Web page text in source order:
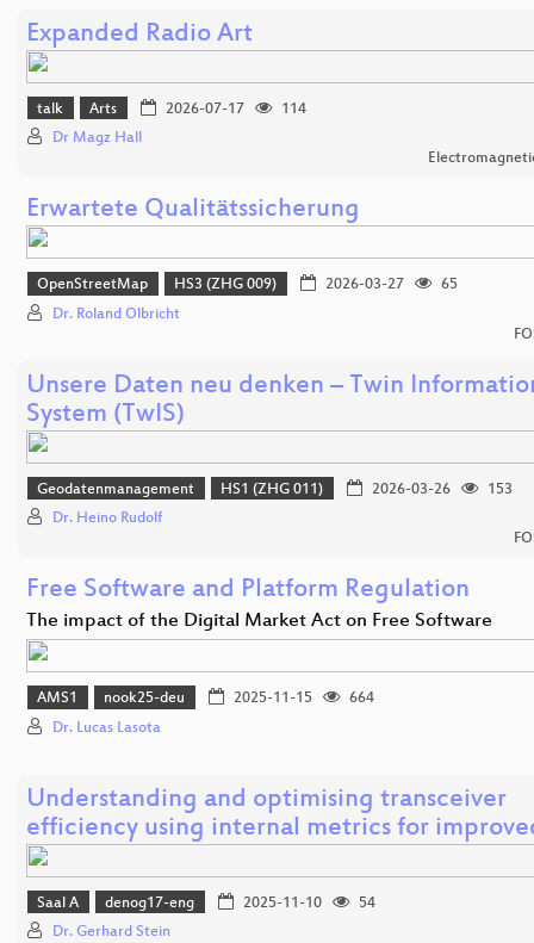
Expanded Radio Art
talk Arts 2026-07-17
114
Dr Magz Hall
Erwartete Qualitätssicherung
OpenStreetMap HS3 (ZHG 009) 2026-03-27
65
Dr. Roland Olbricht
Unsere Daten neu denken – Twin
System (TwIS)
Geodatenmanagement HS1 (ZHG 011) 2026-03-26
153
Dr. Heino Rudolf
Free Software and Platform Regulation
The impact of the Digital Market Act on Free Software
AMS1 nook25-deu 2025-11-15
664
Dr. Lucas Lasota
Understanding and optimising transceiver
efficiency using internal metrics for
Saal A denog17-eng 2025-11-10
54
Dr. Gerhard Stein